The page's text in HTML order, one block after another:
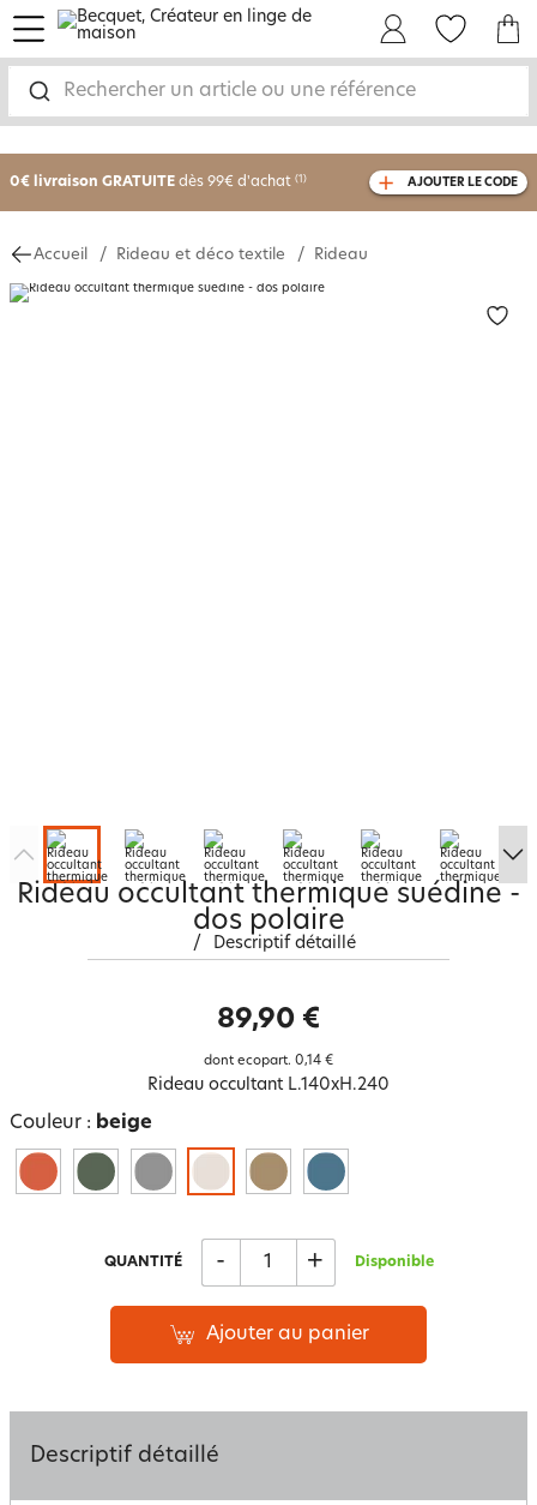
Rechercher un article ou une référence
menu
-25% sur votre commandedès 2 articles
0€ livraison GRATUITE dès 99€ d'achat (1) AJOUTER LE CODE
Accueil Rideau et déco textile Rideau
Rideau occultant thermique suédine -
dos polaire
/ Descriptif détaillé
89,90 €
dont ecopart. 0,14 €
Rideau occultant L.140xH.240
Couleur : beige
QUANTITÉ - + Disponible
Ajouter au panier
Descriptif détaillé